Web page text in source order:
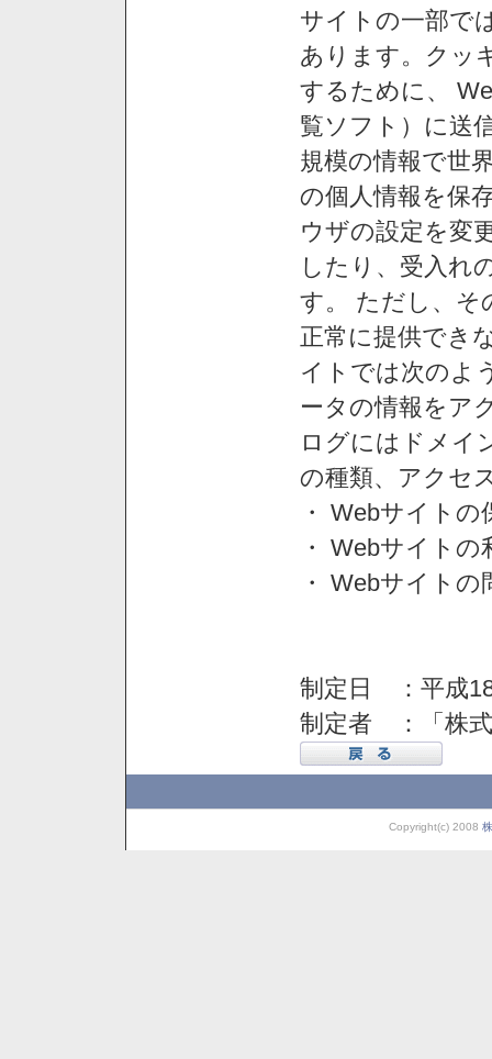
サイトの一部で
あります。クッ
するために、
覧ソフト）に送
規模の情報で世
の個人情報を保
ウザの設定を変
したり、受入れ
す。 ただし、そ
正常に提供でき
イトでは次のよ
ータの情報をア
ログにはドメイ
の種類、アクセ
・ Webサイトの
・ Webサイト
・ Webサイト
制定日 ：平成
制定者 ：「株
Copyright(c) 2008